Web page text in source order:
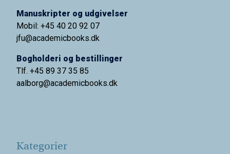
Manuskripter og udgivelser
Mobil: +45 40 20 92 07
jfu@academicbooks.dk
Bogholderi og bestillinger
Tlf. +45 89 37 35 85
aalborg@academicbooks.dk
Kategorier